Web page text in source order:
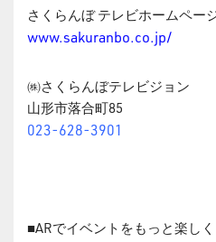
さくらんぼ テレビホームペー
www.sakuranbo.co.jp/
㈱さくらんぼテレビジョン
山形市落合町85
023-628-3901
■ARでイベントをもっと楽し